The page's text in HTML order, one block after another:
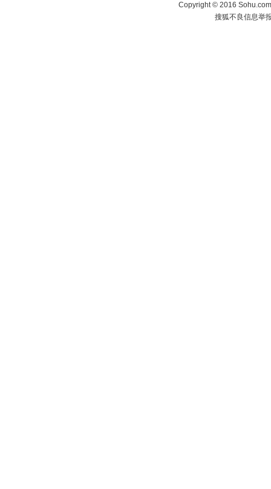
Copyright©2016
搜狐不良信息举